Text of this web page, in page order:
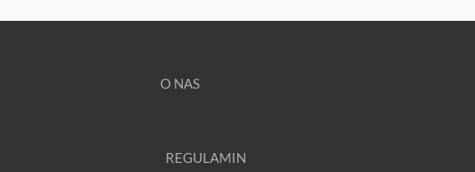
O NAS
REGULAMIN